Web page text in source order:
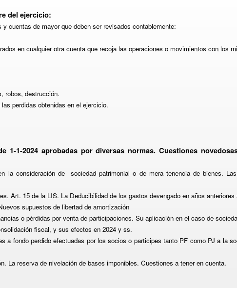
del ejercicio:
cuentas de mayor que deben ser revisados contablemente:
en cualquier otra cuenta que recoja las operaciones o movimientos con los
robos, destrucción.
perdidas obtenidas en el ejercicio.
1-1-2024 aprobadas por diversas normas. Cuestiones
la consideración de
sociedad patrimonial o de mera tenencia de bienes.
Art. 15 de la LIS. La Deducibilidad de los gastos devengado en años
uevos supuestos de libertad de amortización
o pérdidas por venta de participaciones. Su aplicación en el caso de
fiscal, y sus efectos en 2024 y ss.
a fondo perdido efectuadas por los socios o participes tanto PF como PJ a la
La reserva de nivelación de bases imponibles. Cuestiones a tener en cuenta.